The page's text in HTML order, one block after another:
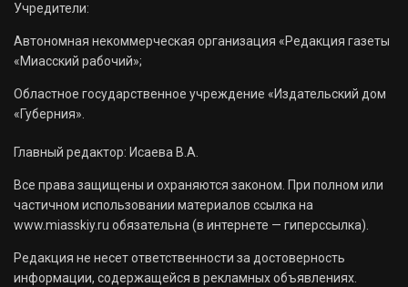
Учредители:
Автономная некоммерческая организация «Редакция газеты
«Миасский рабочий»;
Областное государственное учреждение «Издательский дом
«Губерния».
Главный редактор: Исаева В.А.
Все права защищены и охраняются законом. При полном или
частичном использовании материалов ссылка на
www.miasskiy.ru обязательна (в интернете — гиперссылка).
Редакция не несет ответственности за достоверность
информации, содержащейся в рекламных объявлениях.